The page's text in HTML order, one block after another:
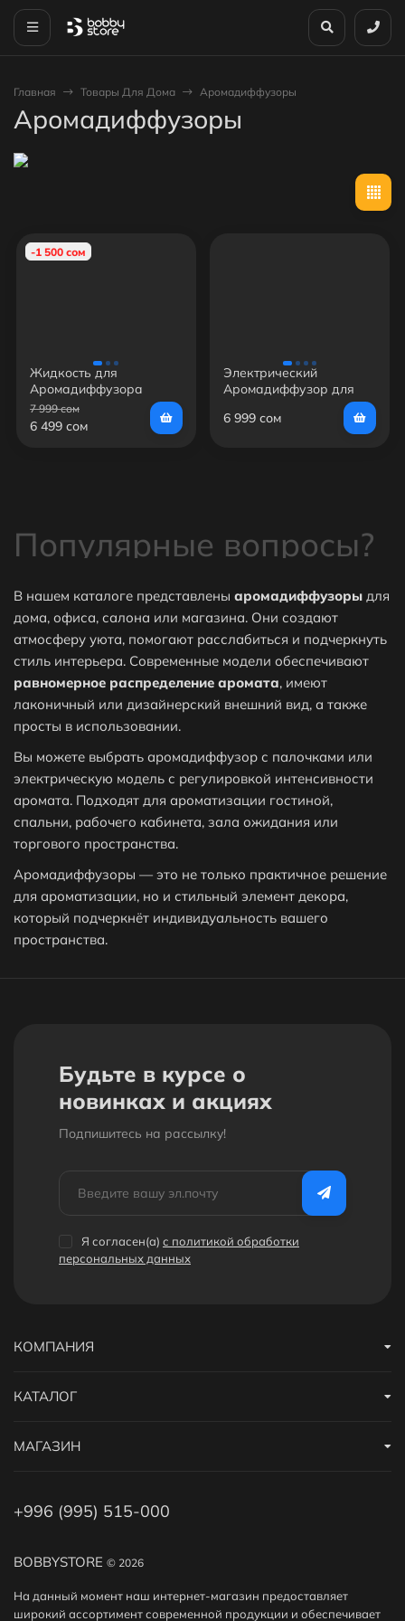
Главная Товары Для Дома Аромадиффузоры
Аромадиффузоры
-1 500 сом
Жидкость для
Аромадиффузора
7 999 сом
6 499 сом
Электрический
Аромадиффузор для
Дома и Бизнеса (62кв/м)
6 999 сом
Популярные вопросы?
⭐Какие самые популярные товары в
категории Аромадиффузоры?
Аромадиффузоры?
Как получить скидку на товар или заказ?
Обязательно ли регистрироваться на вашем
сайте что бы оформить заказ?
сом. В продаже представлено 2 товара - выбирайте и
покупайте нужный Аромадиффузор по характеристикам,
обзорам и отзывам. Доставим ваш Аромадиффузор до
нужного адреса или пункта выдачи в Бишкеке.
Кешбек с каждого заказа
За покупку Аромадиффузоров вы получите бонусы в
размере от 3% до 15% от стоимости заказа. 1 бонус = 1сом.
Бонусами можно оплатить до 30% заказа.
публикацию отзыва! Подробнее
В нашем каталоге представлены аромадиффузоры для
дома, офиса, салона или магазина. Они создают
атмосферу уюта, помогают расслабиться и подчеркнуть
стиль интерьера. Современные модели обеспечивают
равномерное распределение аромата, имеют
лаконичный или дизайнерский внешний вид, а также
просты в использовании.
Вы можете выбрать аромадиффузор с палочками или
электрическую модель с регулировкой интенсивности
аромата. Подходят для ароматизации гостиной,
спальни, рабочего кабинета, зала ожидания или
торгового пространства.
Аромадиффузоры — это не только практичное решение
для ароматизации, но и стильный элемент декора,
который подчеркнёт индивидуальность вашего
пространства.
Будьте в курсе о
новинках и акциях
Подпишитесь на рассылкy!
Я согласен(a) с политикой обработки
персональных данных
BOBBYSTORE © 2026
На данный момент наш интернет-магазин предоставляет
широкий ассортимент современной продукции и обеспечивает
КОМПАНИЯ
КАТАЛОГ
МАГАЗИН
+996 (995) 515-000